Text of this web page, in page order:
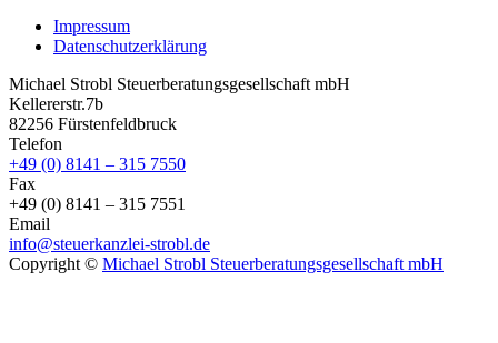
Impressum
Datenschutzerklärung
Michael Strobl Steuerberatungsgesellschaft mbH
Kellererstr.7b
82256 Fürstenfeldbruck
Telefon
+49 (0) 8141 – 315 7550
Fax
+49 (0) 8141 – 315 7551
Email
info@steuerkanzlei-strobl.de
Copyright © Michael Strobl Steuerberatungsgesellschaft mbH